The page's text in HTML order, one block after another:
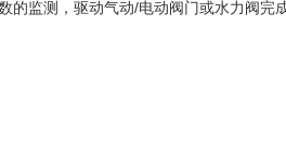
监测，驱动气动/电动阀门或水力阀完